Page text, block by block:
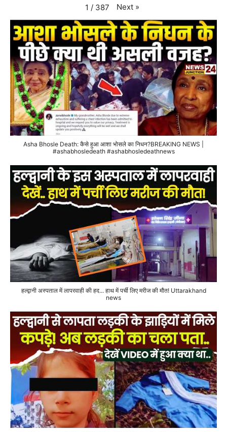
1 / 387 Next »
Asha Bhosle Death: कैसे हुआ आशा भोसले का निधन?BREAKING NEWS |
#ashabhosledeath #ashabhosledeathnews
हल्द्वानी अस्पताल में लापरवाही की हद... हाथ में पर्ची लिए मरीज की मौत! Uttarakhand
news